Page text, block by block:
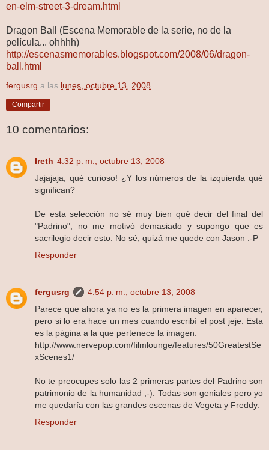
en-elm-street-3-dream.html
Dragon Ball (Escena Memorable de la serie, no de la
película... ohhhh)
http://escenasmemorables.blogspot.com/2008/06/dragon-
ball.html
fergusrg a las lunes, octubre 13, 2008
Compartir
10 comentarios:
Ireth 4:32 p. m., octubre 13, 2008
Jajajaja, qué curioso! ¿Y los números de la izquierda qué
significan?
De esta selección no sé muy bien qué decir del final del
"Padrino", no me motivó demasiado y supongo que es
sacrilegio decir esto. No sé, quizá me quede con Jason :-P
Responder
fergusrg
4:54 p. m., octubre 13, 2008
Parece que ahora ya no es la primera imagen en aparecer,
pero si lo era hace un mes cuando escribí el post jeje. Esta
es la página a la que pertenece la imagen.
http://www.nervepop.com/filmlounge/features/50GreatestSe
xScenes1/
No te preocupes solo las 2 primeras partes del Padrino son
patrimonio de la humanidad ;-). Todas son geniales pero yo
me quedaría con las grandes escenas de Vegeta y Freddy.
Responder